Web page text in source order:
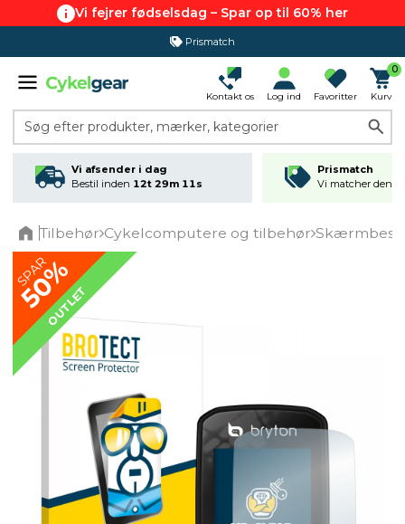
Vi fejrer fødselsdag – Spar op til 60% her
Prismatch
Kontakt os Log ind Favoritter
0
Kurv
Søg efter produkter, mærker, kategorier
Vi afsender i dag
Bestil inden 12t 29m 10s
Prismatch
Vi matcher den
Tilbehør Cykelcomputere og tilbehør
SPAR
50%
OUTLET